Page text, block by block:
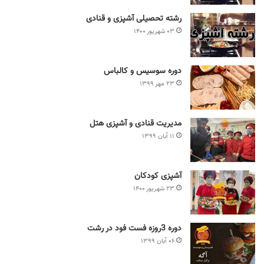
رشته تحصیلی آشپزی و قنادی
۰۳ شهریور ۱۴۰۰
دوره سوسیس و کالباس
۲۳ مهر ۱۳۹۹
مدیریت قنادی و آشپزی هتل
۱۱ آبان ۱۳۹۹
آشپزی کودکان
۲۳ شهریور ۱۴۰۰
دوره 3روزه فست فود در رشت
۰۶ آبان ۱۳۹۹